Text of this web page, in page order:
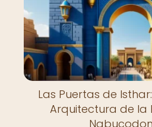
Las Puertas de
Arquitectura de la